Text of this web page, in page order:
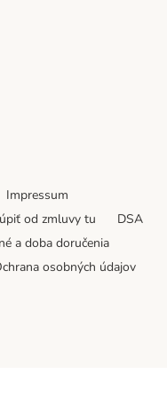
Impressum
od zmluvy tu
DSA
a doba doručenia
osobných údajov